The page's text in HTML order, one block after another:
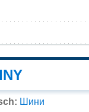
Шини